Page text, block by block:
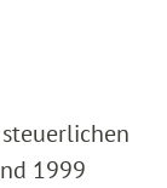
1999